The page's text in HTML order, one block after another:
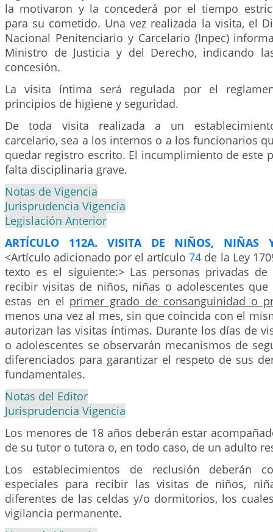
la motivaron y la concederá por el tiempo
para su cometido. Una vez realizada la visita, el
Nacional Penitenciario y Carcelario (Inpec)
Ministro de Justicia y del Derecho, indicando
concesión.
La visita íntima será regulada por el
principios de higiene y seguridad.
De toda visita realizada a un
carcelario, sea a los internos o a los funcionarios
quedar registro escrito. El incumplimiento de este
falta disciplinaria grave.
Notas de Vigencia
Jurisprudencia Vigencia
Legislación Anterior
ARTÍCULO 112A. VISITA DE NIÑOS, NIÑAS Y
<Artículo adicionado por el artículo74 de la Ley
texto es el siguiente:> Las personas privadas
recibir visitas de niños, niñas o adolescentes
estas en el primer grado de consanguinidad o
menos una vez al mes, sin que coincida con el
autorizan las visitas íntimas. Durante los días de
o adolescentes se observarán mecanismos de
diferenciados para garantizar el respeto de sus
fundamentales.
Notas del Editor
Jurisprudencia Vigencia
Los menores de 18 años deberán estar
de su tutor o tutora o, en todo caso, de un adulto
Los establecimientos de reclusión deberán
especiales para recibir las visitas de niños,
diferentes de las celdas y/o dormitorios, los
vigilancia permanente.